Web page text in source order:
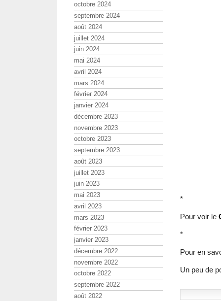
*
Pour voir le
*
Pour en
Un peu de
octobre 2024
septembre 2024
août 2024
juillet 2024
juin 2024
mai 2024
avril 2024
mars 2024
février 2024
janvier 2024
décembre 2023
novembre 2023
octobre 2023
septembre 2023
août 2023
juillet 2023
juin 2023
mai 2023
avril 2023
mars 2023
février 2023
janvier 2023
décembre 2022
novembre 2022
octobre 2022
septembre 2022
août 2022